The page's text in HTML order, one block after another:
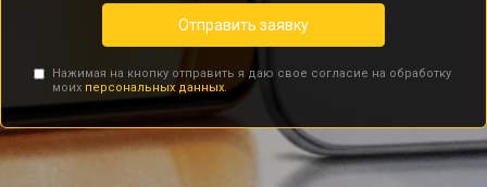
Отправить заявку
Нажимая на кнопку отправить я даю свое согласие на обработку
моих персональных данных.